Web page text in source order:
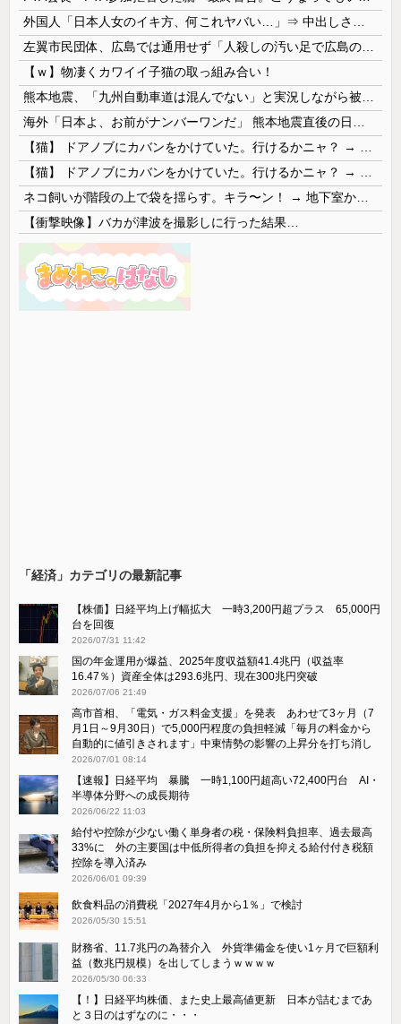
【ｗ】物凄くカワイイ子猫の取っ組み合い！
【衝撃映像】バカが津波を撮影しに行った結果…
「経済」カテゴリの最新記事
【株価】日経平均上げ幅拡大 一時3,200円超プラス 65,000円
台を回復
2026/07/31 11:42
国の年金運用が爆益、2025年度収益額41.4兆円（収益率
16.47％）資産全体は293.6兆円、現在300兆円突破
2026/07/06 21:49
高市首相、「電気・ガス料金支援」を発表 あわせて3ヶ月（7
月1日～9月30日）で5,000円程度の負担軽減「毎月の料金から
自動的に値引きされます」中東情勢の影響の上昇分を打ち消し
2026/07/01 08:14
【速報】日経平均 暴騰 一時1,100円超高い72,400円台 AI・
半導体分野への成長期待
2026/06/22 11:03
給付や控除が少ない働く単身者の税・保険料負担率、過去最高
33%に 外の主要国は中低所得者の負担を抑える給付付き税額
控除を導入済み
2026/06/01 09:39
飲食料品の消費税「2027年4月から1％」で検討
2026/05/30 15:51
財務省、11.7兆円の為替介入 外貨準備金を使い1ヶ月で巨額利
益（数兆円規模）を出してしまうｗｗｗｗ
2026/05/30 06:33
【！】日経平均株価、また史上最高値更新 日本が詰むまであ
と３日のはずなのに・・・